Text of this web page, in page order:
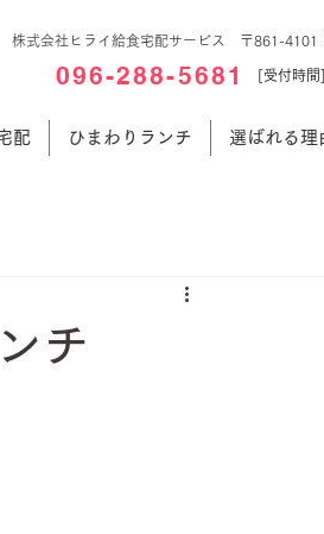
株式会社ヒライ給食宅配サービス 〒861-4101
096-288-5681 [受付時
配 ひまわりランチ 選ばれる理
チ